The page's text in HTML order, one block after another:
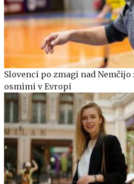
Slovenci po zmagi nad
osmimi v Evropi